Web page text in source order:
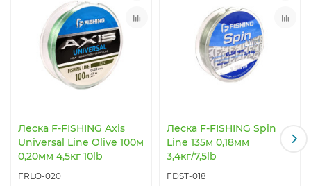
Леска F-FISHING Axis
Universal Line Olive 100м
0,20мм 4,5кг 10lb
FRLO-020
Леска F-FISHING Spin
Line 135м 0,18мм
3,4кг/7,5lb
FDST-018